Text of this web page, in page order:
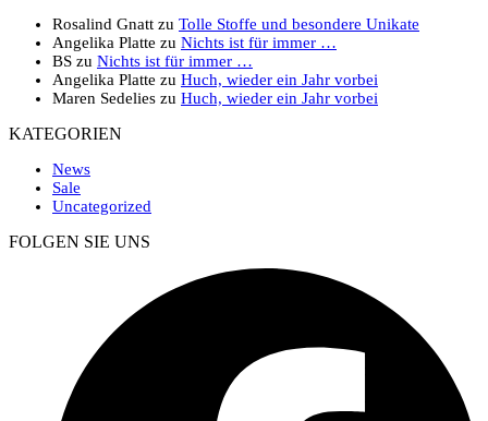
Rosalind Gnatt zu Tolle Stoffe und besondere Unikate
Angelika Platte zu Nichts ist für immer …
BS zu Nichts ist für immer …
Angelika Platte zu Huch, wieder ein Jahr vorbei
Maren Sedelies zu Huch, wieder ein Jahr vorbei
KATEGORIEN
News
Sale
Uncategorized
FOLGEN SIE UNS